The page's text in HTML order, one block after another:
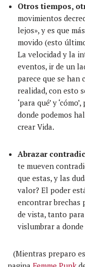
Otros tiempos,
movimientos
lejos», y es que
movido (esto
La velocidad y la
eventos, ir de un
parece que se han
realidad, con esto
‘para qué’ y
donde podemos
crear Vida.
Abrazar
te mueven
que estas, y las
valor? El poder
encontrar brechas
de vista, tanto
vislumbrar a
(Mientras preparo